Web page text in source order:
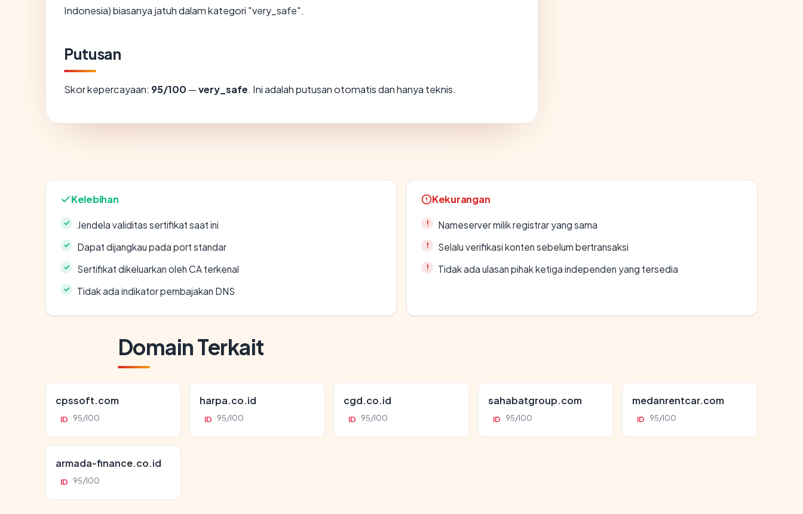
Indonesia) biasanya jatuh dalam kategori "very_safe".
Putusan
Skor kepercayaan: 95/100 —very_safe. Ini adalah putusan otomatis dan hanya teknis.
Kelebihan
Jendela validitas sertifikat saat ini
Dapat dijangkau pada port standar
Sertifikat dikeluarkan oleh CA terkenal
Tidak ada indikator pembajakan DNS
Kekurangan
Nameserver milik registrar yang sama
Selalu verifikasi konten sebelum bertransaksi
Tidak ada ulasan pihak ketiga independen yang tersedia
Domain Terkait
cpssoft.com
ID 95/100
harpa.co.id
ID 95/100
cgd.co.id
ID 95/100
sahabatgroup.com
ID 95/100
medanrentcar.com
ID 95/100
armada-finance.co.id
ID 95/100